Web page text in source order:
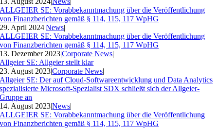
ALLGEIER SE: Vorabbekanntmachung über die Veröffentlichung
von Finanzberichten gemäß § 114, 115, 117 WpHG
29. April 2024|News|
ALLGEIER SE: Vorabbekanntmachung über die Veröffentlichung
von Finanzberichten gemäß § 114, 115, 117 WpHG
13. Dezember 2023|Corporate News|
Allgeier SE: Allgeier stellt klar
23. August 2023|Corporate News|
Allgeier SE: Der auf Cloud-Softwareentwicklung und Data Analytics
spezialisierte Microsoft-Spezialist SDX schließt sich der Allgeier-
Gruppe an
14. August 2023|News|
ALLGEIER SE: Vorabbekanntmachung über die Veröffentlichung
von Finanzberichten gemäß § 114, 115, 117 WpHG